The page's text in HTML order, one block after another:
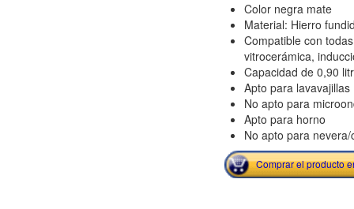
Color negra mate
Material: Hierro
Compatible con
vitrocerámica,
Capacidad de 0,90
Apto para lavavajillas
No apto para
Apto para horno
No apto para
Comprar el producto